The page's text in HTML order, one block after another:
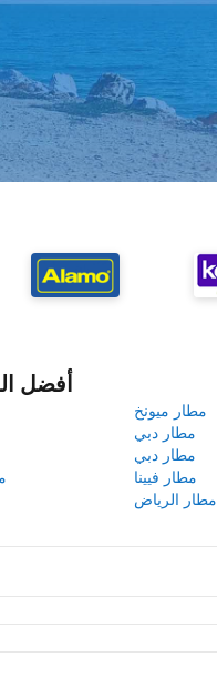
أفضل
مطار ميونخ
مطار دبي
مطار دبي
مطار فيينا
مطار الرياض